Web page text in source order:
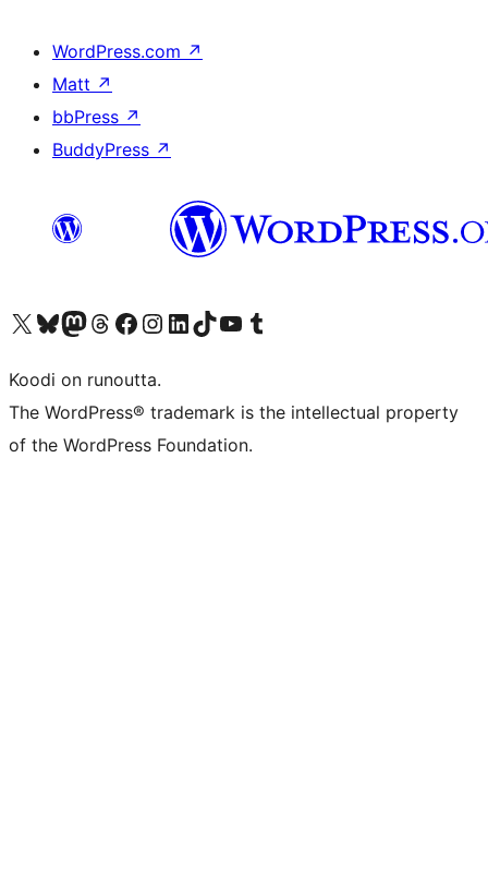
WordPress.com ↗
Matt ↗
bbPress ↗
BuddyPress ↗
Visit our X (formerly Twitter) account
Visit our Bluesky account
Visit our Mastodon account
Visit our Threads account
Visit our Facebook page
Visit our Instagram account
Visit our LinkedIn account
Visit our TikTok account
Näytä YouTube-kanava
Visit our Tumblr account
Koodi on runoutta.
The WordPress® trademark is the intellectual property
of the WordPress Foundation.